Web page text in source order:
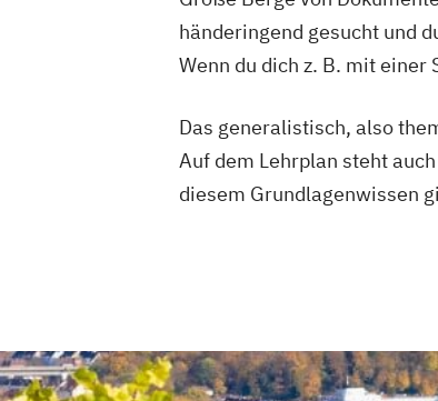
händeringend gesucht und
Wenn du dich z. B. mit
Das generalistisch, also
Auf dem Lehrplan steht
diesem Grundlagenwissen